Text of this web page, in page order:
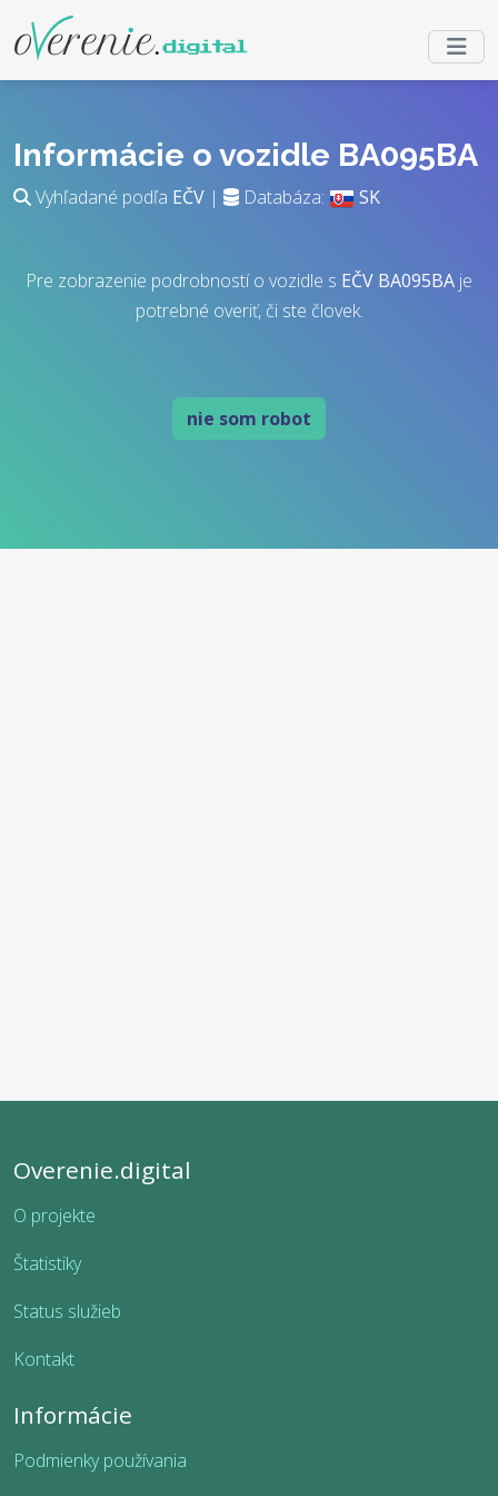
Informácie o vozidle BA095BA
Vyhľadané podľa EČV | Databáza: SK
Pre zobrazenie podrobností o vozidle s EČV BA095BA je
potrebné overiť, či ste človek.
nie som robot
Overenie.digital
O projekte
Štatistiky
Status služieb
Kontakt
Informácie
Podmienky používania